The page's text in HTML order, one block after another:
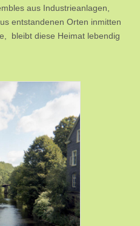
aus Industrieanlagen,
entstandenen Orten inmitten
bleibt diese Heimat lebendig